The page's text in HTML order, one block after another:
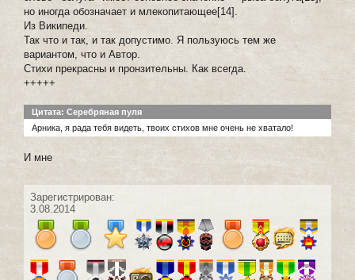
но иногда обозначает и млекопитающее[14].
Из Википеди.
Так что и так, и так допустимо. Я пользуюсь тем же
вариантом, что и Автор.
Стихи прекрасны и пронзительны. Как всегда.
+++++
Цитата: Серебряная пуля
Арника, я рада тебя видеть, твоих стихов мне очень не хватало!
И мне
Зарегистрирован:
3.08.2014